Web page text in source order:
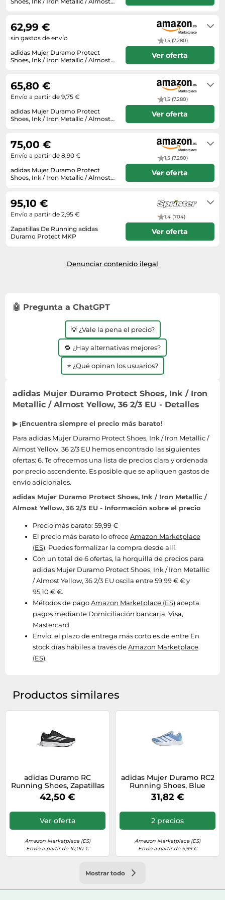
Tiendas de campaña
Zapatillas de tenis
Zapatillas deportivas
Perfumes unisex
Productos de higiene corporal
Protectores solares
Sets de belleza
Tensiómetros
Termómetros clínicos
Tratamientos faciales
Microondas
Monitores y pantallas ordenador
Máquinas de afeitar
Ordenadores portátiles
Placas de cocina
Radios
Secadoras
Sonido y alta fidelidad
TV, vídeo y DVD
Telecomunicaciones
Televisores
Playmobil
Relojes de pulsera
Sneakers
Tejer y crochet
Zapatillas de baloncesto
Zapatos
Zapatos de invierno
adidas Mujer Duramo Protect
Shoes, Ink / Iron Metallic / Almost
1,5 (7.280)
62,99 €
sin gastos de envío
Ver oferta
adidas Mujer Duramo Protect
Shoes, Ink / Iron Metallic / Almost
1,5 (7.280)
65,80 €
Envío a partir de 9,75 €
Ver oferta
adidas Mujer Duramo Protect
Shoes, Ink / Iron Metallic / Almost
1,5 (7.280)
75,00 €
Envío a partir de 8,90 €
Ver oferta
Zapatillas De Running adidas
Duramo Protect MKP
1,4 (704)
95,10 €
Envío a partir de 2,95 €
Ver oferta
Denunciar contenido ilegal
🤖 Pregunta a ChatGPT
💡 ¿Vale la pena el precio?
🔁 ¿Hay alternativas mejores?
⭐ ¿Qué opinan los usuarios?
adidas Mujer Duramo Protect Shoes, Ink / Iron
Metallic / Almost Yellow, 36 2/3 EU - Detalles
▶ ¡Encuentra siempre el precio más barato!
Para adidas Mujer Duramo Protect Shoes, Ink / Iron Metallic /
Almost Yellow, 36 2/3 EU hemos encontrado las siguientes
ofertas: 6. Te ofrecemos una lista de precios clara y ordenada
por precio ascendente. Es posible que se apliquen gastos de
envío adicionales.
adidas Mujer Duramo Protect Shoes, Ink / Iron Metallic /
Almost Yellow, 36 2/3 EU - Información sobre el precio
Precio más barato: 59,99 €
El precio más barato lo ofreceAmazon Marketplace
(ES). Puedes formalizar la compra desde allí.
Con un total de 6 ofertas, la horquilla de precios para
adidas Mujer Duramo Protect Shoes, Ink / Iron Metallic
/ Almost Yellow, 36 2/3 EU oscila entre 59,99 € € y
95,10 € €.
Métodos de pagoAmazon Marketplace (ES) acepta
pagos mediante Domiciliación bancaria, Visa,
Mastercard
Envío: el plazo de entrega más corto es de entre En
stock días hábiles a través deAmazon Marketplace
(ES).
Productos similares
adidas Duramo RC
Running Shoes, Zapatillas
para Correr Mujer, Core
Black Cloud White Core
Black, 40 2/3 EU
42,50 €
Ver oferta
Amazon Marketplace (ES)
Envío a partir de 10,00 €
adidas Mujer Duramo RC2
Running Shoes, Blue
Burst/FTWR White/Lime
Burst, 38 EU
31,82 €
2 precios
Amazon Marketplace (ES)
Envío a partir de 5,99 €
Mostrar todo